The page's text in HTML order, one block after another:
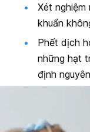
Xét nghiệm
khuẩn
Phết dịch
những hạt
định